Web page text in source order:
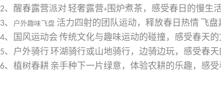
2、 醒春露营派对 轻奢露营+ 围炉煮茶，感受春日的慢生
3、 户外趣味飞盘 活力四射的团队运动，释放春日热情 飞
4、 国风运动会 传统文化与趣味运动的碰撞，感受春天
5、 户外骑行 环湖骑行或山地骑行，边骑边玩，感受春
6、 植树春耕 亲手种下一片绿意，体验农耕的乐趣，感